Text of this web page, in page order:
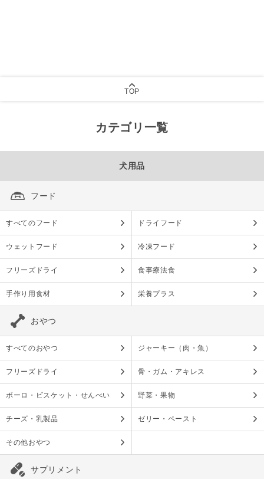
TOP
カテゴリ一覧
犬用品
フード
すべてのフード ドライフード
ウェットフード 冷凍フード
フリーズドライ 食事療法食
手作り用食材 栄養プラス
おやつ
すべてのおやつ ジャーキー（肉・魚）
フリーズドライ 骨・ガム・アキレス
ボーロ・ビスケット・せんべい 野菜・果物
チーズ・乳製品 ゼリー・ペースト
その他おやつ
サプリメント